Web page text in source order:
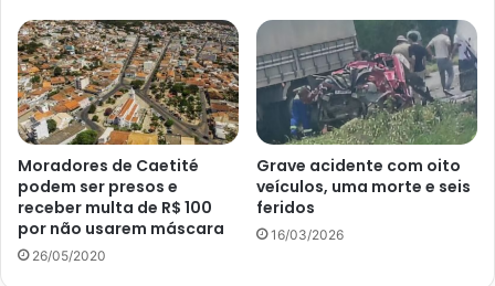
Moradores de Caetité
podem ser presos e
receber multa de R$ 100
por não usarem máscara
26/05/2020
Grave acidente com oito
veículos, uma morte e seis
feridos
16/03/2026